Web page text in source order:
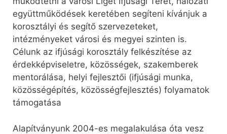
együttműködések keretében segíteni kívánjuk a
korosztályi és segítő szervezeteket,
intézményeket városi és megyei szinten is.
Célunk az ifjúsági korosztály felkészítése az
érdekképviseletre, közösségek, szakemberek
mentorálása, helyi fejlesztői (ifjúsági munka,
közösségépítés, közösségfejlesztés) folyamatok
támogatása
Alapítványunk 2004-es megalakulása óta vesz